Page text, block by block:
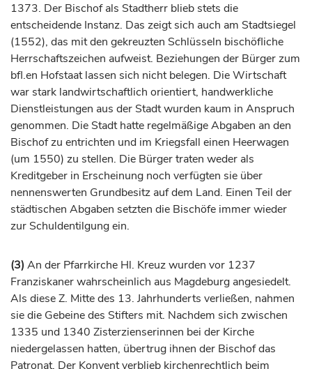
1373. Der Bischofals Stadtherr blieb stets die
entscheidende Instanz. Das zeigt sich auch am Stadtsiegel
(1552), das mit den gekreuzten Schlüsseln bischöfliche
Herrschaftszeichen aufweist. Beziehungen der Bürger zum
bfl.en Hofstaat lassen sich nicht belegen. Die Wirtschaft
war stark landwirtschaftlich orientiert, handwerkliche
Dienstleistungen aus der Stadt wurden kaum in Anspruch
genommen. Die Stadt hatte regelmäßige Abgaben an den
Bischofzu entrichten und im Kriegsfall einen Heerwagen
(um 1550) zu stellen. Die Bürger traten weder als
Kreditgeber in Erscheinung noch verfügten sie über
nennenswerten Grundbesitz auf dem Land. Einen Teil der
städtischen Abgaben setzten die Bischöfe immer wieder
zur Schuldentilgung ein.
(3) An der Pfarrkirche Hl. Kreuz wurden vor 1237
Franziskaner wahrscheinlich aus Magdeburg angesiedelt.
Als diese Z. Mitte des 13. Jahrhunderts verließen, nahmen
sie die Gebeine des Stifters mit. Nachdem sich zwischen
1335 und 1340 Zisterzienserinnen bei der Kirche
niedergelassen hatten, übertrug ihnen der Bischofdas
Patronat. Der Konvent verblieb kirchenrechtlich beim